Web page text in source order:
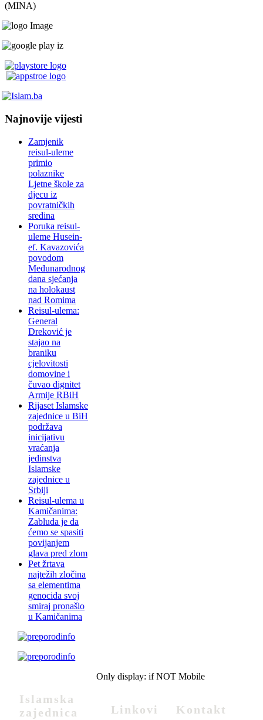
(MINA)
Najnovije vijesti
Zamjenik
reisul-uleme
primio
polaznike
Ljetne škole za
djecu iz
povratničkih
sredina
Poruka reisul-
uleme Husein-
ef. Kavazovića
povodom
Međunarodnog
dana sjećanja
na holokaust
nad Romima
Reisul-ulema:
General
Dreković je
stajao na
braniku
cjelovitosti
domovine i
čuvao dignitet
Armije RBiH
Rijaset Islamske
zajednice u BiH
podržava
inicijativu
vraćanja
jedinstva
Islamske
zajednice u
Srbiji
Reisul-ulema u
Kamičanima:
Zabluda je da
ćemo se spasiti
povijanjem
glava pred zlom
Pet žrtava
najtežih zločina
sa elementima
genocida svoj
smiraj pronašlo
u Kamičanima
Islamska
zajednica
Only display: if NOT Mobile
Linkovi Kontakt